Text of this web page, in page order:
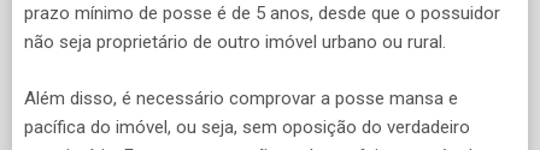
prazo mínimo de posse é de 5 anos, desde que o possuidor
não seja proprietário de outro imóvel urbano ou rural.
Além disso, é necessário comprovar a posse mansa e
pacífica do imóvel, ou seja, sem oposição do verdadeiro